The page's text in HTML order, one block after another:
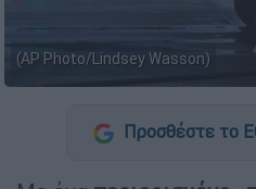
(AP Photo/Lindsey Wasson)
Προσθέστε το